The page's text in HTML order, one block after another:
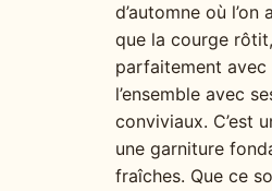
d’automne où
que la courge
parfaitement avec
l’ensemble avec
conviviaux. C’est
une garniture
fraîches. Que ce